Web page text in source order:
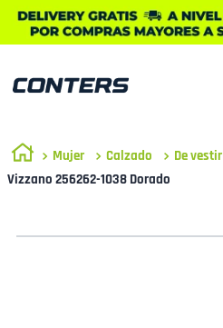
Mujer Calzado De vestir
Vizzano 256262-1038 Dorado